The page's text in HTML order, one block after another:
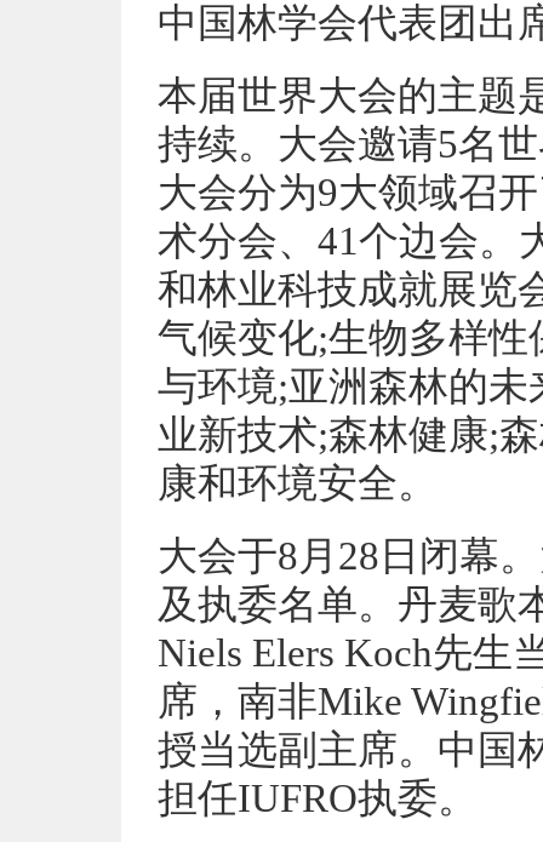
中国林学会代表团出
本届世界大会的主题
持续。大会邀请5名
大会分为9大领域召
术分会、41个边会。
和林业科技成就展览
气候变化;生物多样
与环境;亚洲森林的
业新技术;森林健康;
康和环境安全。
大会于8月28日闭幕
及执委名单。丹麦歌
Niels Elers Koch先生
席，南非Mike
授当选副主席。中国
担任IUFRO执委。